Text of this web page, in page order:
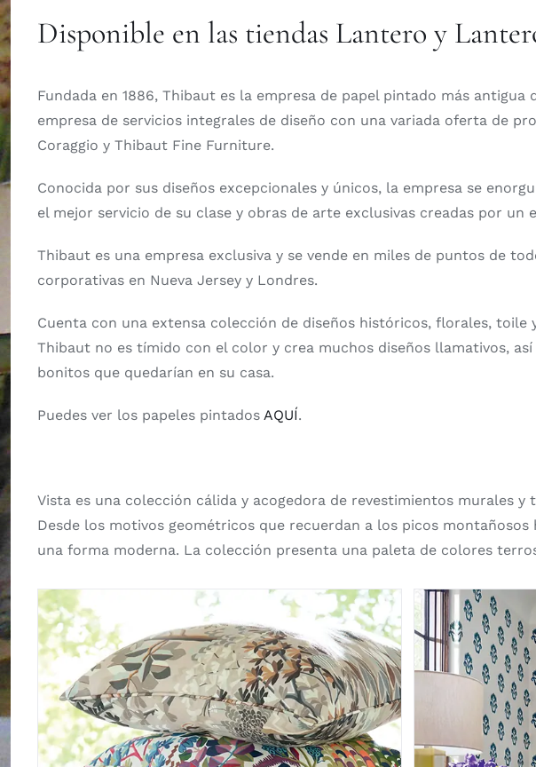
Disponible en las tiendas Lantero y
Fundada en 1886, Thibaut es la empresa de papel pintado más
empresa de servicios integrales de diseño con una variada oferta de
Coraggio y Thibaut Fine Furniture.
Conocida por sus diseños excepcionales y únicos, la empresa se
el mejor servicio de su clase y obras de arte exclusivas creadas por un
Thibaut es una empresa exclusiva y se vende en miles de puntos de
corporativas en Nueva Jersey y Londres.
Cuenta con una extensa colección de diseños históricos, florales,
Thibaut no es tímido con el color y crea muchos diseños llamativos,
bonitos que quedarían en su casa.
Puedes ver los papeles pintadosAQUÍ.
Vista es una colección cálida y acogedora de revestimientos murales
Desde los motivos geométricos que recuerdan a los picos
una forma moderna. La colección presenta una paleta de colores